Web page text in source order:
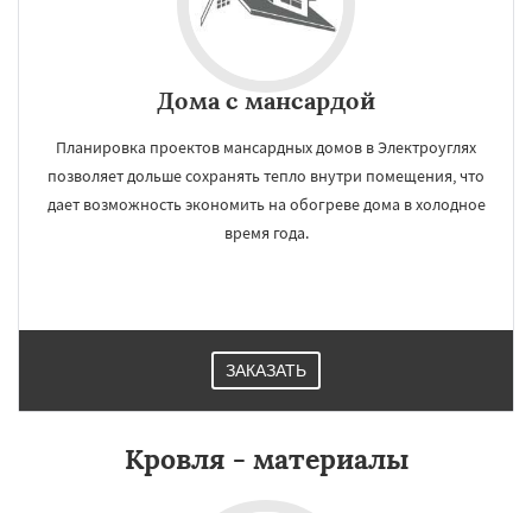
Дома с мансардой
Планировка проектов мансардных домов в Электроуглях
позволяет дольше сохранять тепло внутри помещения, что
дает возможность экономить на обогреве дома в холодное
время года.
ЗАКАЗАТЬ
Кровля - материалы